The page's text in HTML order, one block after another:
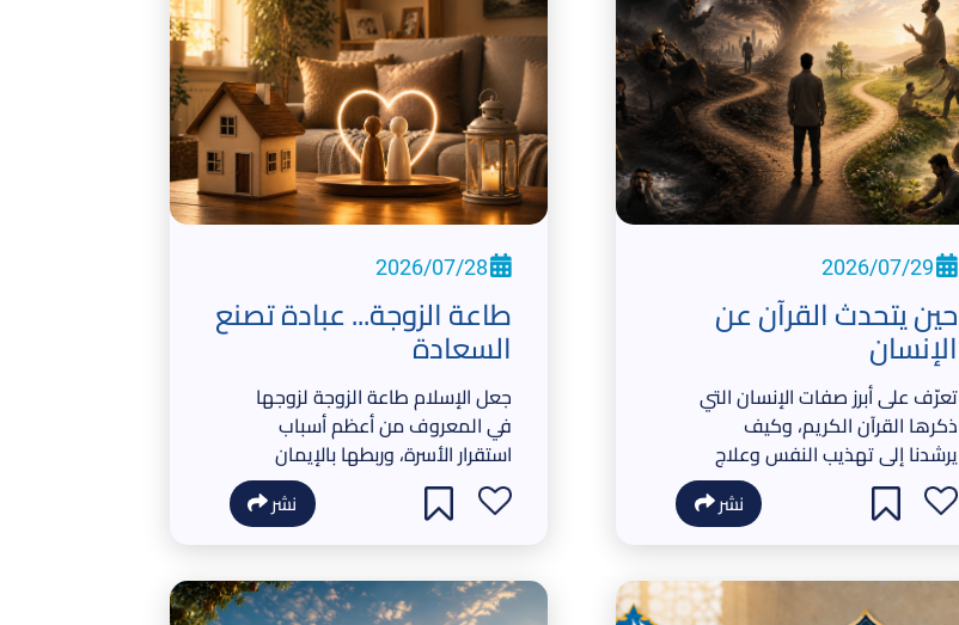
2026/07/29
حين يتحدث القرآن عن
الإنسان
تعرّف على أبرز صفات الإنسان التي
ذكرها القرآن الكريم، وكيف
يرشدنا إلى تهذيب النفس وعلاج
ضعفها للوصول إلى رضا الله.
نشر
2026/07/28
طاعة الزوجة... عبادة تصنع
السعادة
جعل الإسلام طاعة الزوجة لزوجها
في المعروف من أعظم أسباب
استقرار الأسرة، وربطها بالإيمان
والصلاح، ولم يجعلها صورةً من
صور الإذلال أو القهر
نشر